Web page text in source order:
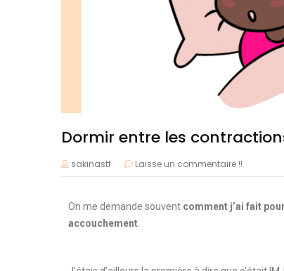
Dormir entre les
sakinastf Laisse un commentaire !!
On me demande souvent comment j’ai fait
accouchement